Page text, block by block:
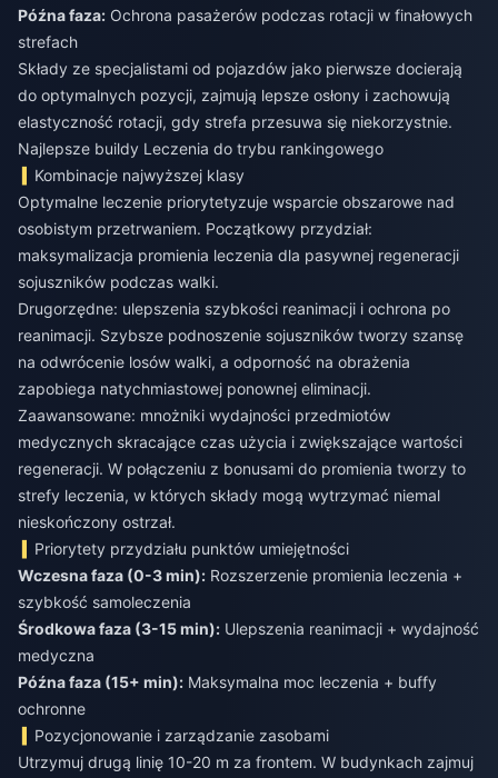
Późna faza: Ochrona pasażerów podczas rotacji w finałowych
strefach
Składy ze specjalistami od pojazdów jako pierwsze docierają
do optymalnych pozycji, zajmują lepsze osłony i zachowują
elastyczność rotacji, gdy strefa przesuwa się niekorzystnie.
Najlepsze buildy Leczenia do trybu rankingowego
Kombinacje najwyższej klasy
Optymalne leczenie priorytetyzuje wsparcie obszarowe nad
osobistym przetrwaniem. Początkowy przydział:
maksymalizacja promienia leczenia dla pasywnej regeneracji
sojuszników podczas walki.
Drugorzędne: ulepszenia szybkości reanimacji i ochrona po
reanimacji. Szybsze podnoszenie sojuszników tworzy szansę
na odwrócenie losów walki, a odporność na obrażenia
zapobiega natychmiastowej ponownej eliminacji.
Zaawansowane: mnożniki wydajności przedmiotów
medycznych skracające czas użycia i zwiększające wartości
regeneracji. W połączeniu z bonusami do promienia tworzy to
strefy leczenia, w których składy mogą wytrzymać niemal
nieskończony ostrzał.
Priorytety przydziału punktów umiejętności
Wczesna faza (0-3 min): Rozszerzenie promienia leczenia +
Środkowa faza (3-15 min): Ulepszenia reanimacji + wydajność
Późna faza (15+ min): Maksymalna moc leczenia + buffy
ochronne
Pozycjonowanie i zarządzanie zasobami
Utrzymuj drugą linię 10-20 m za frontem. W budynkach zajmuj